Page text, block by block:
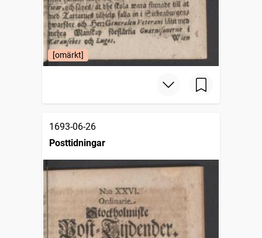
[omärkt]
1693-06-26
Posttidningar